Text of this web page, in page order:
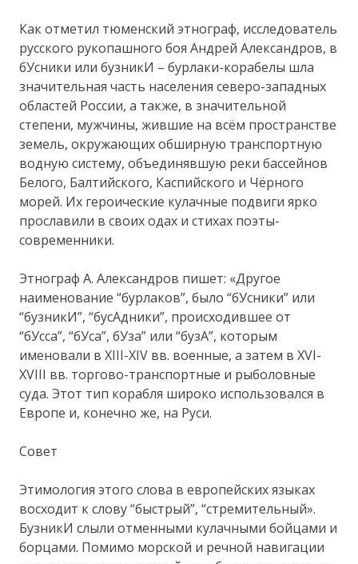
Как отметил тюменский этнограф, исследователь
русского рукопашного боя Андрей Александров, в
бУсники или бузникИ – бурлаки-корабелы шла
значительная часть населения северо-западных
областей России, а также, в значительной
степени, мужчины, жившие на всём пространстве
земель, окружающих обширную транспортную
водную систему, объединявшую реки бассейнов
Белого, Балтийского, Каспийского и Чёрного
морей. Их героические кулачные подвиги ярко
прославили в своих одах и стихах поэты-
современники.
Этнограф А. Александров пишет: «Другое
наименование “бурлаков”, было “бУсники” или
“бузникИ”, “бусАдники”, происходившее от
“бУсса”, “бУса”, бУза” или “бузА”, которым
именовали в XIII-XIV вв. военные, а затем в XVI-
XVIII вв. торгово-транспортные и рыболовные
суда. Этот тип корабля широко использовался в
Европе и, конечно же, на Руси.
Совет
Этимология этого слова в европейских языках
восходит к слову “быстрый”, “стремительный».
БузникИ слыли отменными кулачными бойцами и
борцами. Помимо морской и речной навигации